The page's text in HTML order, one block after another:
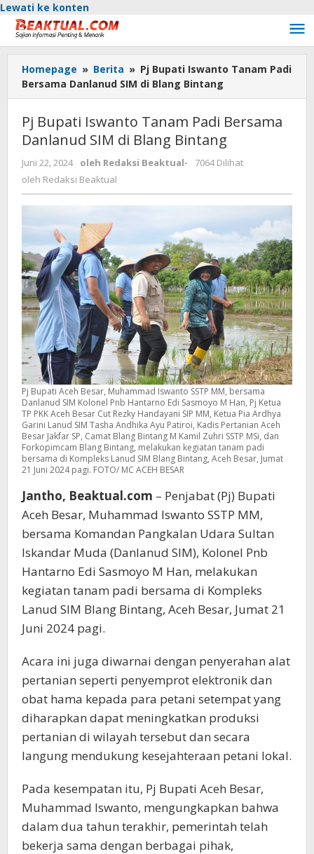
Lewati ke konten
Homepage » Berita » Pj Bupati Iswanto Tanam Padi
Bersama Danlanud SIM di Blang Bintang
Pj Bupati Iswanto Tanam Padi Bersama
Danlanud SIM di Blang Bintang
Juni 22, 2024 oleh Redaksi Beaktual-
7064 Dilihat
oleh Redaksi Beaktual
Pj Bupati Aceh Besar, Muhammad Iswanto SSTP MM, bersama
Danlanud SIM Kolonel Pnb Hantarno Edi Sasmoyo M Han, Pj Ketua
TP PKK Aceh Besar Cut Rezky Handayani SIP MM, Ketua Pia Ardhya
Garini Lanud SIM Tasha Andhika Ayu Patiroi, Kadis Pertanian Aceh
Besar Jakfar SP, Camat Blang Bintang M Kamil Zuhri SSTP MSi, dan
Forkopimcam Blang Bintang, melakukan kegiatan tanam padi
bersama di Kompleks Lanud SIM Blang Bintang, Aceh Besar, Jumat
21 Juni 2024 pagi. FOTO/ MC ACEH BESAR
Jantho, Beaktual.com – Penjabat (Pj) Bupati
Aceh Besar, Muhammad Iswanto SSTP MM,
bersama Komandan Pangkalan Udara Sultan
Iskandar Muda (Danlanud SIM), Kolonel Pnb
Hantarno Edi Sasmoyo M Han, melakukan
kegiatan tanam padi bersama di Kompleks
Lanud SIM Blang Bintang, Aceh Besar, Jumat 21
Juni 2024 pagi.
Acara ini juga diwarnai dengan penyerahan alat
pertanian seperti penyemprot elektronik dan
obat hama kepada para petani setempat yang
diharapkan dapat meningkatkan produksi
pertanian di wilayah tersebut dan secara
langung mendukung kesejahteraan petani lokal.
Pada kesempatan itu, Pj Bupati Aceh Besar,
Muhammad Iswanto, mengungkapkan bahwa
dalam dua tahun terakhir, pemerintah telah
bekerja sama dengan berbagai pihak,